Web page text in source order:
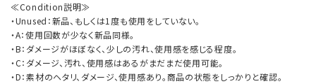
≪Condition説明≫
・Unused：新品、もしくは1度も使用をしていない。
・A：使用回数が少なく新品同様。
・B：ダメージがほぼなく、少しの汚れ、使用感を感じる程度。
・C：ダメージ、汚れ、使用感はあるがまだまだ使用可能。
・D：素材のヘタリ、ダメージ、使用感あり。商品の状態をしっかりと確認。